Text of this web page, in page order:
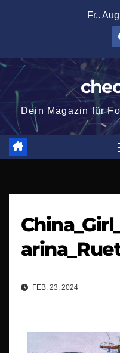
Fr..
Dein Magazin für
FEB. 23, 2024